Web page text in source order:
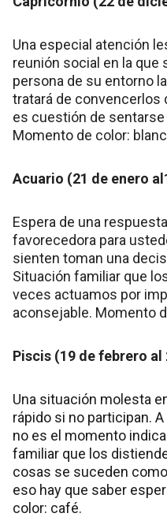
Una especial atención
reunión social en la que
persona de su entorno
tratará de convencerlos
es cuestión de sentarse
Momento de color:
Acuario (21 de enero
Espera de una
favorecedora para
sienten toman una
Situación familiar que
veces actuamos por
aconsejable. Momento
Piscis (19 de febrero al
Una situación molesta
rápido si no participan.
no es el momento
familiar que los
cosas se suceden
eso hay que saber
color: café.